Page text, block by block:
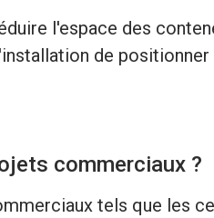
l'espace des
de
commerciaux ?
tels que les